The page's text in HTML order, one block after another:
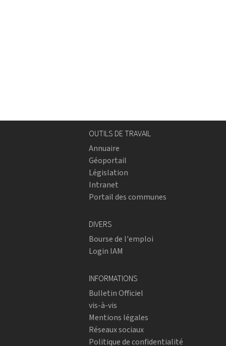
OUTILS DE TRAVAIL
Annuaire
Géoportail
Législation
Intranet
Portail des communes
DIVERS
Bourse de l'emploi
Login IAM
INFORMATIONS
Bulletin Officiel
vis-à-vis
Mentions légales
Réseaux sociaux
Politique de confidentialité